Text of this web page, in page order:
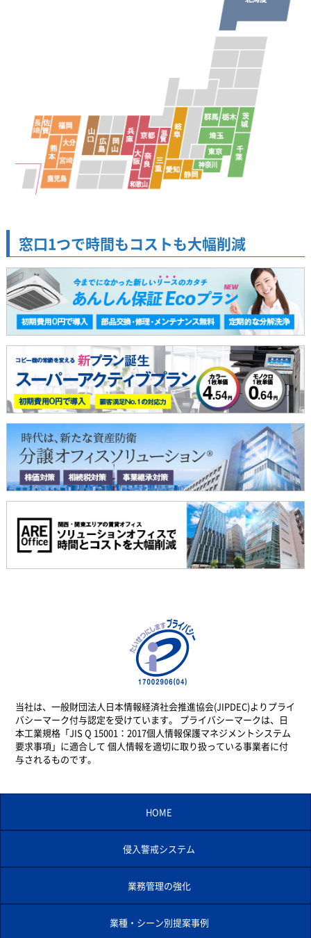
窓口1つで時間もコストも大幅削減
当社は、一般財団法人日本情報経済社会推進協会(JIPDEC)よりプライ
バシーマーク付与認定を受けています。 プライバシーマークは、日
本工業規格「JIS Q 15001：2017個人情報保護マネジメントシステム
要求事項」に適合して 個人情報を適切に取り扱っている事業者に付
与されるものです。
HOME
侵入警戒システム
業務管理の強化
業種・シーン別提案事例